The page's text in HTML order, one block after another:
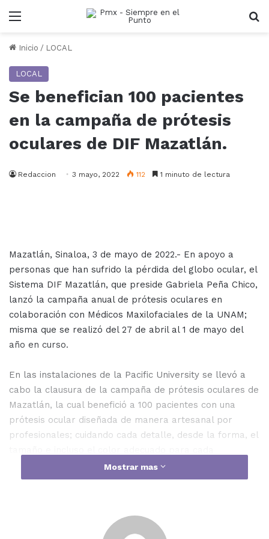
Menu
Inicio / LOCAL
LOCAL
Se benefician 100 pacientes
en la campaña de prótesis
oculares de DIF Mazatlán.
Redaccion 3 mayo, 2022 112 1 minuto de lectura
Mazatlán, Sinaloa, 3 de mayo de 2022.- En apoyo a
personas que han sufrido la pérdida del globo ocular, el
Sistema DIF Mazatlán, que preside Gabriela Peña Chico,
lanzó la campaña anual de prótesis oculares en
colaboración con Médicos Maxilofaciales de la UNAM;
misma que se realizó del 27 de abril al 1 de mayo del
año en curso.
En las instalaciones de la Pacific University se llevó a
cabo la clausura de la campaña de prótesis oculares de
Mazatlán, la cual benefició a 100 pacientes con una
prótesis ocular diseñada de manera artesanal por
profesionales; cuidando cada detalle, desde la forma, el
Mostrar mas